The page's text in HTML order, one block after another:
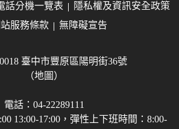
話分機一覽表
隱私權及資訊安全政策
服務條款
無障礙宣告
臺中市豐原區陽明街36號
（地圖）
電話：04-22289111
13:00-17:00，彈性上下班時間：8:00-